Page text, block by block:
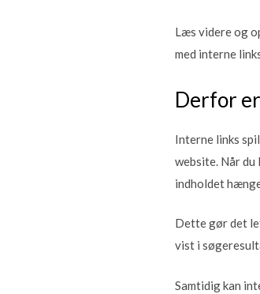
Læs videre og
med interne
Derfor
Interne links
website. Når du
indholdet
Dette gør det
vist i
Samtidig kan